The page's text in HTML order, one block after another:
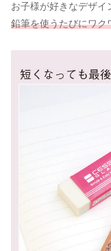
お子様が好きなデザ
鉛筆を使うたびにワク